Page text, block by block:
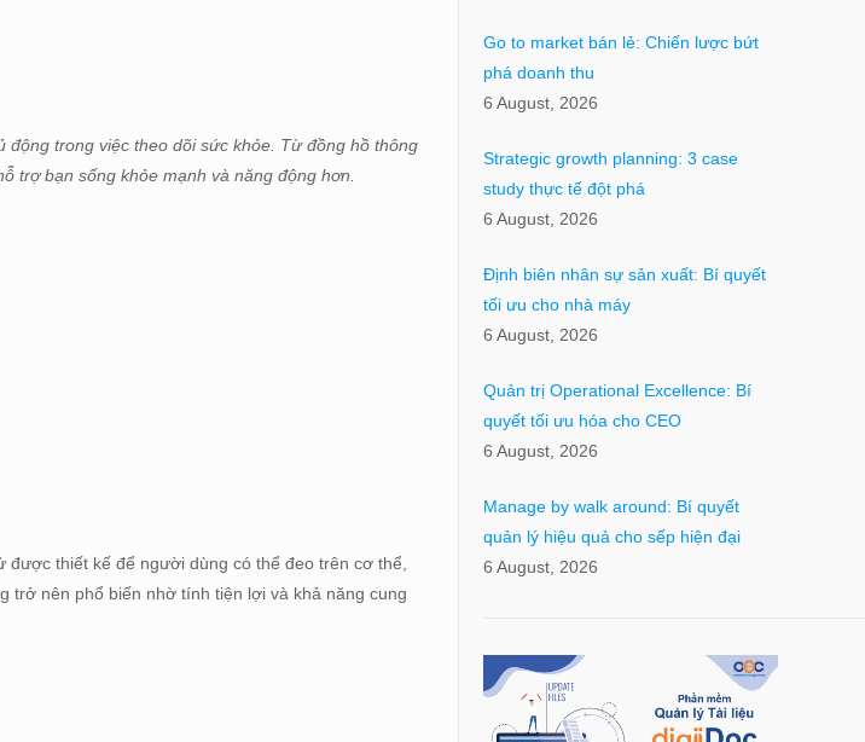
động trong việc theo dõi sức khỏe. Từ đồng hồ thông
trợ bạn sống khỏe mạnh và năng động hơn.
thiết kế để người dùng có thể đeo trên cơ thể,
trở nên phổ biến nhờ tính tiện lợi và khả năng cung
Go to market bán lẻ: Chiến lược bứt
phá doanh thu
6 August, 2026
Strategic growth planning: 3 case
study thực tế đột phá
6 August, 2026
Định biên nhân sự sản xuất: Bí quyết
tối ưu cho nhà máy
6 August, 2026
Quản trị Operational Excellence: Bí
quyết tối ưu hóa cho CEO
6 August, 2026
Manage by walk around: Bí quyết
quản lý hiệu quả cho sếp hiện đại
6 August, 2026